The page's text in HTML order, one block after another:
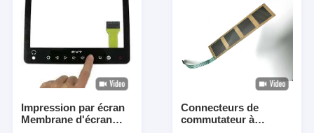
Impression par écran
Membrane d'écran
Connecteurs de
commutateur à